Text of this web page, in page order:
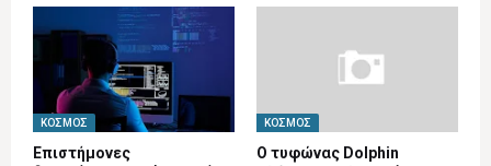
ΚΌΣΜΟΣ
Επιστήμονες
ΚΌΣΜΟΣ
Ο τυφώνας Dolphin